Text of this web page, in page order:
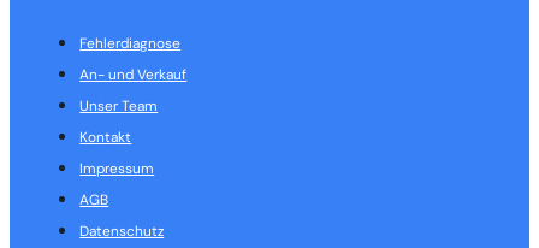
Fehlerdiagnose
An- und Verkauf
Unser Team
Kontakt
Impressum
AGB
Datenschutz